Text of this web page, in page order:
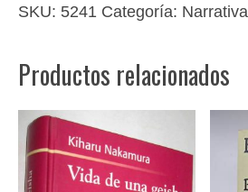
SKU: 5241 Categoría: Narrativa
Productos relacionados